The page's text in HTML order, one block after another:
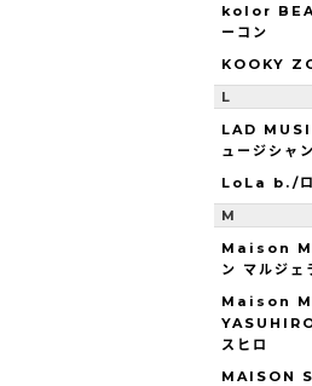
kolor
ーコン
KOOKY
L
LAD
ュージシャン
LoLa b./ロ
M
Maison
ン マルジェ
Maison
スヒロ
MAISON